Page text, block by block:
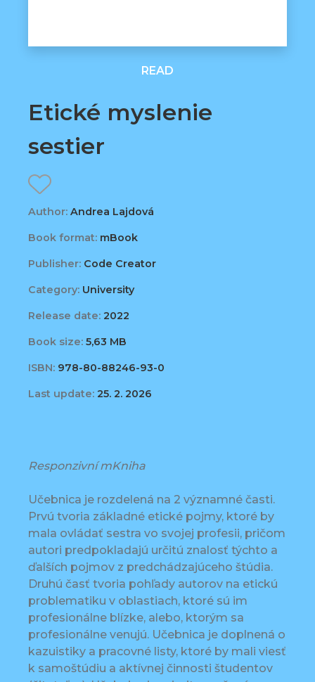
READ
Etické myslenie
sestier
Author: Andrea Lajdová
Book format: mBook
Publisher: Code Creator
Category: University
Release date: 2022
Book size: 5,63 MB
ISBN: 978-80-88246-93-0
Last update: 25. 2. 2026
Responzivní mKniha
Učebnica je rozdelená na 2 významné časti.
Prvú tvoria základné etické pojmy, ktoré by
mala ovládať sestra vo svojej profesii, pričom
autori predpokladajú určitú znalosť týchto a
ďalších pojmov z predchádzajúceho štúdia.
Druhú časť tvoria pohľady autorov na etickú
problematiku v oblastiach, ktoré sú im
profesionálne blízke, alebo, ktorým sa
profesionálne venujú. Učebnica je doplnená o
kazuistiky a pracovné listy, ktoré by mali viesť
k samoštúdiu a aktívnej činnosti študentov